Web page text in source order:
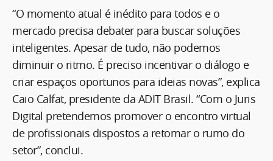
“O momento atual é inédito para todos e o
mercado precisa debater para buscar soluções
inteligentes. Apesar de tudo, não podemos
diminuir o ritmo. É preciso incentivar o diálogo e
criar espaços oportunos para ideias novas”, explica
Caio Calfat, presidente da ADIT Brasil. “Com o Juris
Digital pretendemos promover o encontro virtual
de profissionais dispostos a retomar o rumo do
setor”, conclui.